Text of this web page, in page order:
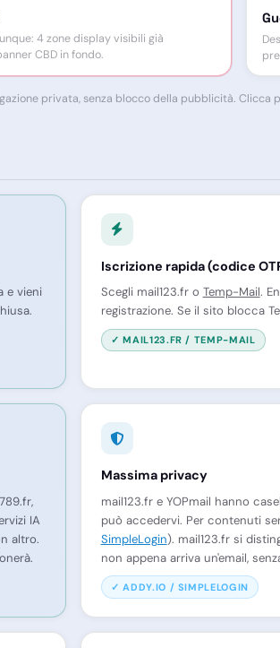
4 zone display visibili già
CBD in fondo.
privata, senza blocco della pubblicità. Clicca
e vieni
Iscrizione rapida (codice
Scegli mail123.fr o Temp-Mail.
registrazione. Se il sito blocca
✓ MAIL123.FR / TEMP-MAIL
IA
altro.
Massima privacy
mail123.fr e YOPmail hanno
può accedervi. Per contenuti
SimpleLogin). mail123.fr si
non appena arriva un'email,
✓ ADDY.IO / SIMPLELOGIN